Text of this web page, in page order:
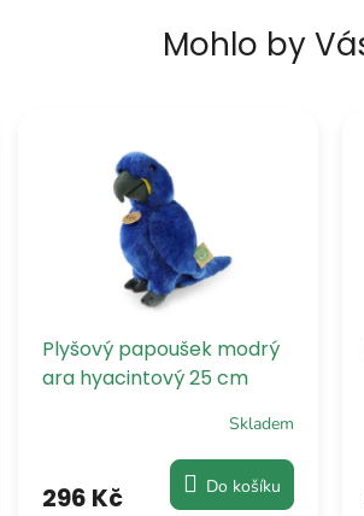
Mohlo by
Plyšový papoušek modrý
ara hyacintový 25 cm
Skladem
296 Kč Do košíku